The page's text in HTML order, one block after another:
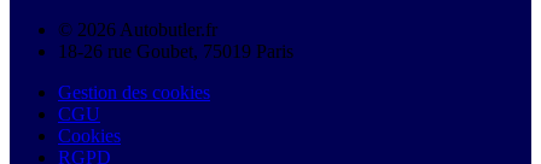
© 2026 Autobutler.fr
18-26 rue Goubet, 75019 Paris
Gestion des cookies
CGU
Cookies
RGPD